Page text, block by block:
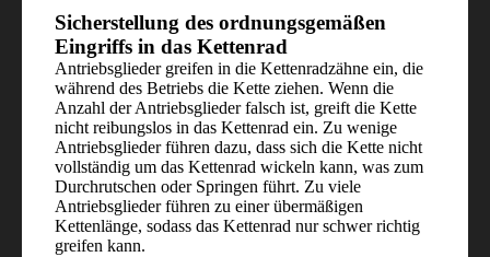
Sicherstellung des ordnungsgemäßen
Eingriffs in das Kettenrad
Antriebsglieder greifen in die Kettenradzähne ein, die
während des Betriebs die Kette ziehen. Wenn die
Anzahl der Antriebsglieder falsch ist, greift die Kette
nicht reibungslos in das Kettenrad ein. Zu wenige
Antriebsglieder führen dazu, dass sich die Kette nicht
vollständig um das Kettenrad wickeln kann, was zum
Durchrutschen oder Springen führt. Zu viele
Antriebsglieder führen zu einer übermäßigen
Kettenlänge, sodass das Kettenrad nur schwer richtig
greifen kann.